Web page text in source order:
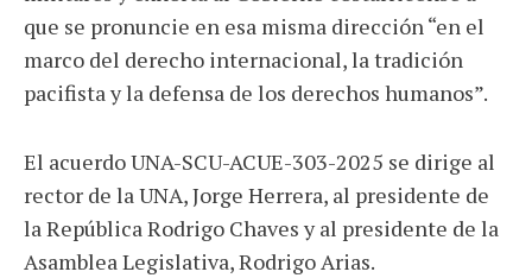
que se pronuncie en esa misma dirección “en el
marco del derecho internacional, la tradición
pacifista y la defensa de los derechos humanos”.
El acuerdo UNA-SCU-ACUE-303-2025 se dirige al
rector de la UNA, Jorge Herrera, al presidente de
la República Rodrigo Chaves y al presidente de la
Asamblea Legislativa, Rodrigo Arias.